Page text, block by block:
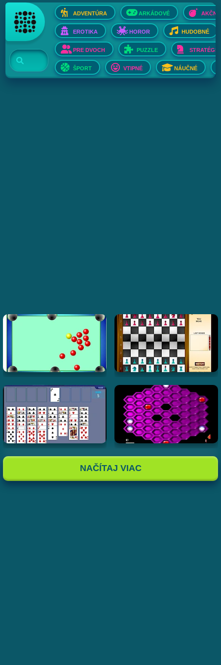
ADVENTÚRA ARKÁDOVÉ AKČNÉ
EROTIKA HOROR HUDOBNÉ
PRE DVOCH PUZZLE STRATÉGIE
ŠPORT VTIPNÉ NÁUČNÉ
NAČÍTAJ VIAC